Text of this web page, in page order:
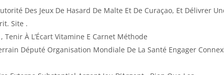
Des Jeux De Hasard De Malte Et De Curaçao, Et Délivrer
Site .
À L’Écart Vitamine E Carnet Méthode
Député Organisation Mondiale De La Santé Engager